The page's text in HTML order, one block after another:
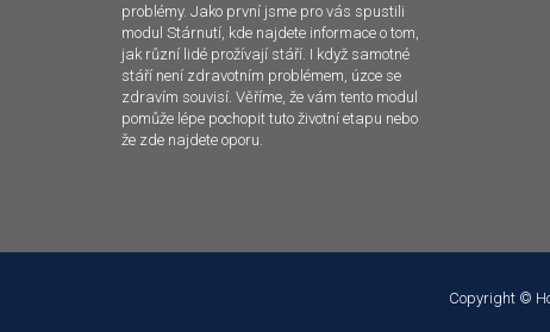
problémy. Jako první jsme pro vás spustili
modul Stárnutí, kde najdete informace o tom,
jak různí lidé prožívají stáří. I když samotné
stáří není zdravotním problémem, úzce se
zdravím souvisí. Věříme, že vám tento modul
pomůže lépe pochopit tuto životní etapu nebo
že zde najdete oporu.
Copyright ©
Tento web používá k poskytování